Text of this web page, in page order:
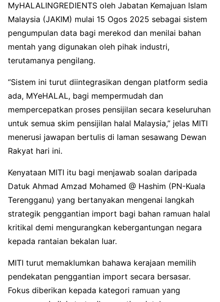
MyHALALINGREDIENTS oleh Jabatan Kemajuan Islam
Malaysia (JAKIM) mulai 15 Ogos 2025 sebagai sistem
pengumpulan data bagi merekod dan menilai bahan
mentah yang digunakan oleh pihak industri,
terutamanya pengilang.
“Sistem ini turut diintegrasikan dengan platform sedia
ada, MYeHALAL, bagi mempermudah dan
mempercepatkan proses pensijilan secara keseluruhan
untuk semua skim pensijilan halal Malaysia,” jelas MITI
menerusi jawapan bertulis di laman sesawang Dewan
Rakyat hari ini.
Kenyataan MITI itu bagi menjawab soalan daripada
Datuk Ahmad Amzad Mohamed @ Hashim (PN-Kuala
Terengganu) yang bertanyakan mengenai langkah
strategik penggantian import bagi bahan ramuan halal
kritikal demi mengurangkan kebergantungan negara
kepada rantaian bekalan luar.
MITI turut memaklumkan bahawa kerajaan memilih
pendekatan penggantian import secara bersasar.
Fokus diberikan kepada kategori ramuan yang